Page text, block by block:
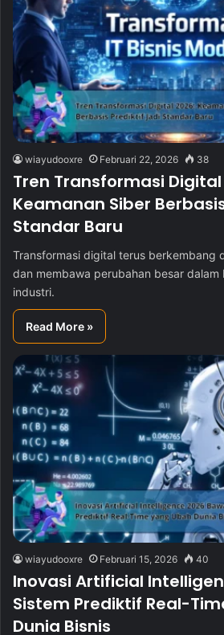
wiayudooxre Februari 22, 2026 38
Tren Transformasi Digital
Keamanan Siber
Standar Baru
Transformasi digital terus berkembang
dan membawa perubahan besar
industri.
Read More »
wiayudooxre Februari 15, 2026 40
Inovasi Artificial
Sistem Prediktif Real-
Dunia Bisnis